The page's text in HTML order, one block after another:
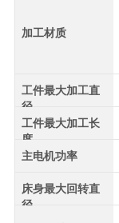
加工材质
工件最大加工直
径
工件最大加工长
度
主电机功率
床身最大回转直
径